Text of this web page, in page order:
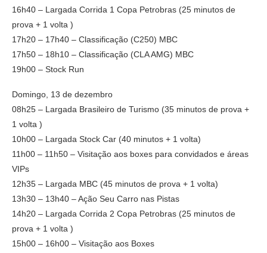
16h40 – Largada Corrida 1 Copa Petrobras (25 minutos de
prova + 1 volta )
17h20 – 17h40 – Classificação (C250) MBC
17h50 – 18h10 – Classificação (CLA AMG) MBC
19h00 – Stock Run
Domingo, 13 de dezembro
08h25 – Largada Brasileiro de Turismo (35 minutos de prova +
1 volta )
10h00 – Largada Stock Car (40 minutos + 1 volta)
11h00 – 11h50 – Visitação aos boxes para convidados e áreas
VIPs
12h35 – Largada MBC (45 minutos de prova + 1 volta)
13h30 – 13h40 – Ação Seu Carro nas Pistas
14h20 – Largada Corrida 2 Copa Petrobras (25 minutos de
prova + 1 volta )
15h00 – 16h00 – Visitação aos Boxes